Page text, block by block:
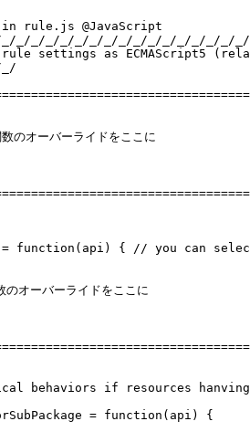
rule.js @JavaScript
_/_/_/_/_/_/_/_/_/_/_/_/_/_/_/
rule settings as ECMAScript5
のオーバーライドをここに
= function(api) {
// you can
オーバーライドをここに
behaviors if resources hanving